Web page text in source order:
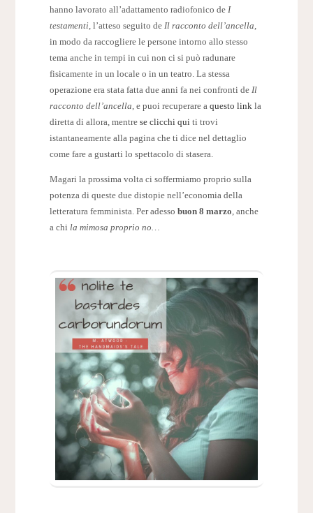
hanno lavorato all’adattamento radiofonico de I
testamenti, l’atteso seguito de Il racconto dell’ancella,
in modo da raccogliere le persone intorno allo stesso
tema anche in tempi in cui non ci si può radunare
fisicamente in un locale o in un teatro. La stessa
operazione era stata fatta due anni fa nei confronti de Il
racconto dell’ancella, e puoi recuperare a questo linkla
diretta di allora, mentre se clicchi quiti trovi
istantaneamente alla pagina che ti dice nel dettaglio
come fare a gustarti lo spettacolo di stasera.
Magari la prossima volta ci soffermiamo proprio sulla
potenza di queste due distopie nell’economia della
letteratura femminista. Per adesso buon 8 marzo, anche
a chi la mimosa proprio no…